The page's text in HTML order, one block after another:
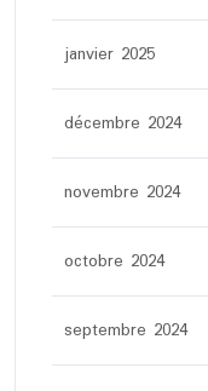
janvier 2025
décembre 2024
novembre 2024
octobre 2024
septembre 2024